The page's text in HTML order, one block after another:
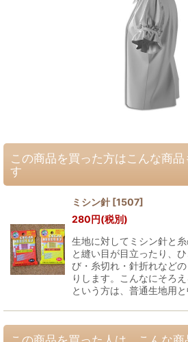
この商品を買った方はこんな商
す
ミシン針 [1507]
280円(税別)
生地に対してミシン針と
と縫い目が目立ったり、
び・糸切れ・針折れなど
りします。こんなにそろ
という方は、普通生地用